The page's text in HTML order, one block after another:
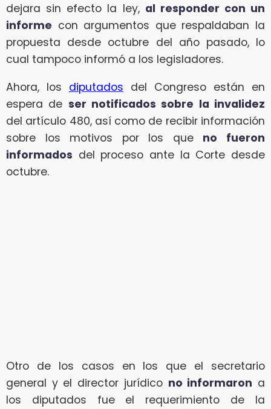
dejara sin efecto la ley, al responder con un
informe con argumentos que respaldaban la
propuesta desde octubre del año pasado, lo
cual tampoco informó a los legisladores.
Ahora, los diputados del Congreso están en
espera de ser notificados sobre la invalidez
del artículo 480, así como de recibir información
sobre los motivos por los que no fueron
informados del proceso ante la Corte desde
octubre.
Otro de los casos en los que el secretario
general y el director jurídico no informaron a
los diputados fue el requerimiento de la